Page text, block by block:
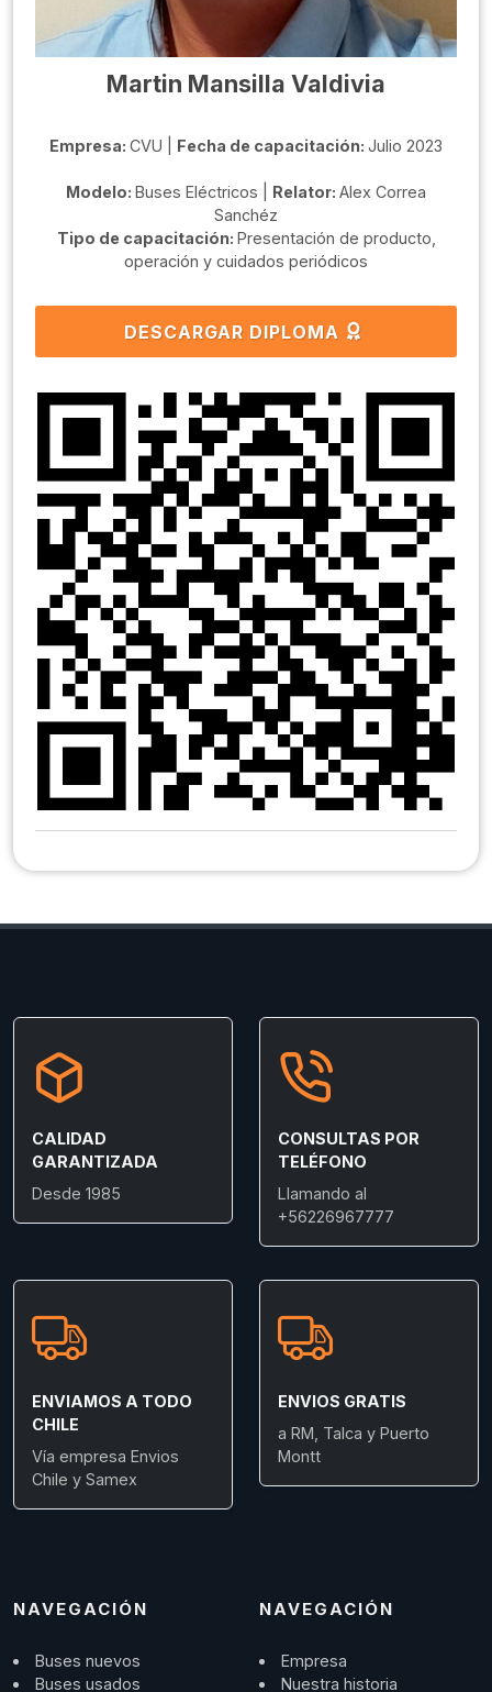
Martin Mansilla Valdivia
Empresa: CVU | Fecha de capacitación: Julio 2023
Modelo: Buses Eléctricos | Relator: Alex Correa
Sanchéz
Tipo de capacitación: Presentación de producto,
operación y cuidados periódicos
DESCARGAR DIPLOMA
CALIDAD
GARANTIZADA
Desde 1985
CONSULTAS POR
TELÉFONO
Llamando al
+56226967777
ENVIAMOS A TODO
CHILE
Vía empresa Envios
Chile y Samex
ENVIOS GRATIS
a RM, Talca y Puerto
Montt
NAVEGACIÓN
Buses nuevos
Buses usados
NAVEGACIÓN
Empresa
Nuestra historia